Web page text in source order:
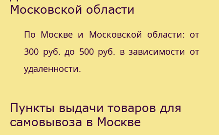
Московской области
По Москве и Московской области: от
300 руб. до 500 руб. в зависимости от
удаленности.
Пункты выдачи товаров для
самовывоза в Москве